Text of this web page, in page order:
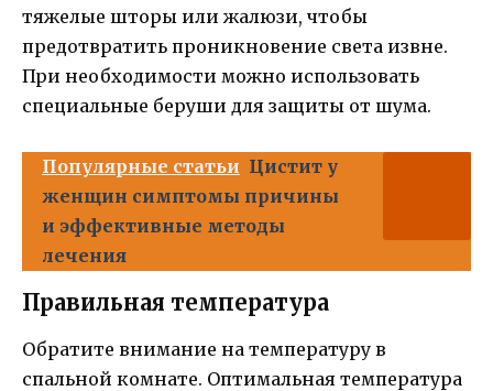
тяжелые шторы или жалюзи, чтобы
предотвратить проникновение света извне.
При необходимости можно использовать
специальные беруши для защиты от шума.
Популярные статьи Цистит у
женщин симптомы причины
и эффективные методы
лечения
Правильная температура
Обратите внимание на температуру в
спальной комнате. Оптимальная температура